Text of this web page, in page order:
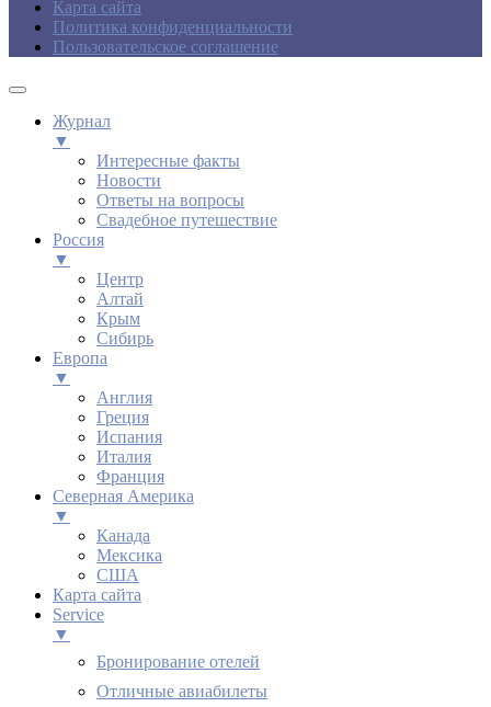
Карта сайта
Политика конфиденциальности
Пользовательское соглашение
Журнал
▼
Интересные факты
Новости
Ответы на вопросы
Свадебное путешествие
Россия
▼
Центр
Алтай
Крым
Сибирь
Европа
▼
Англия
Греция
Испания
Италия
Франция
Северная Америка
▼
Канада
Мексика
США
Карта сайта
Service
▼
Бронирование отелей
Отличные авиабилеты